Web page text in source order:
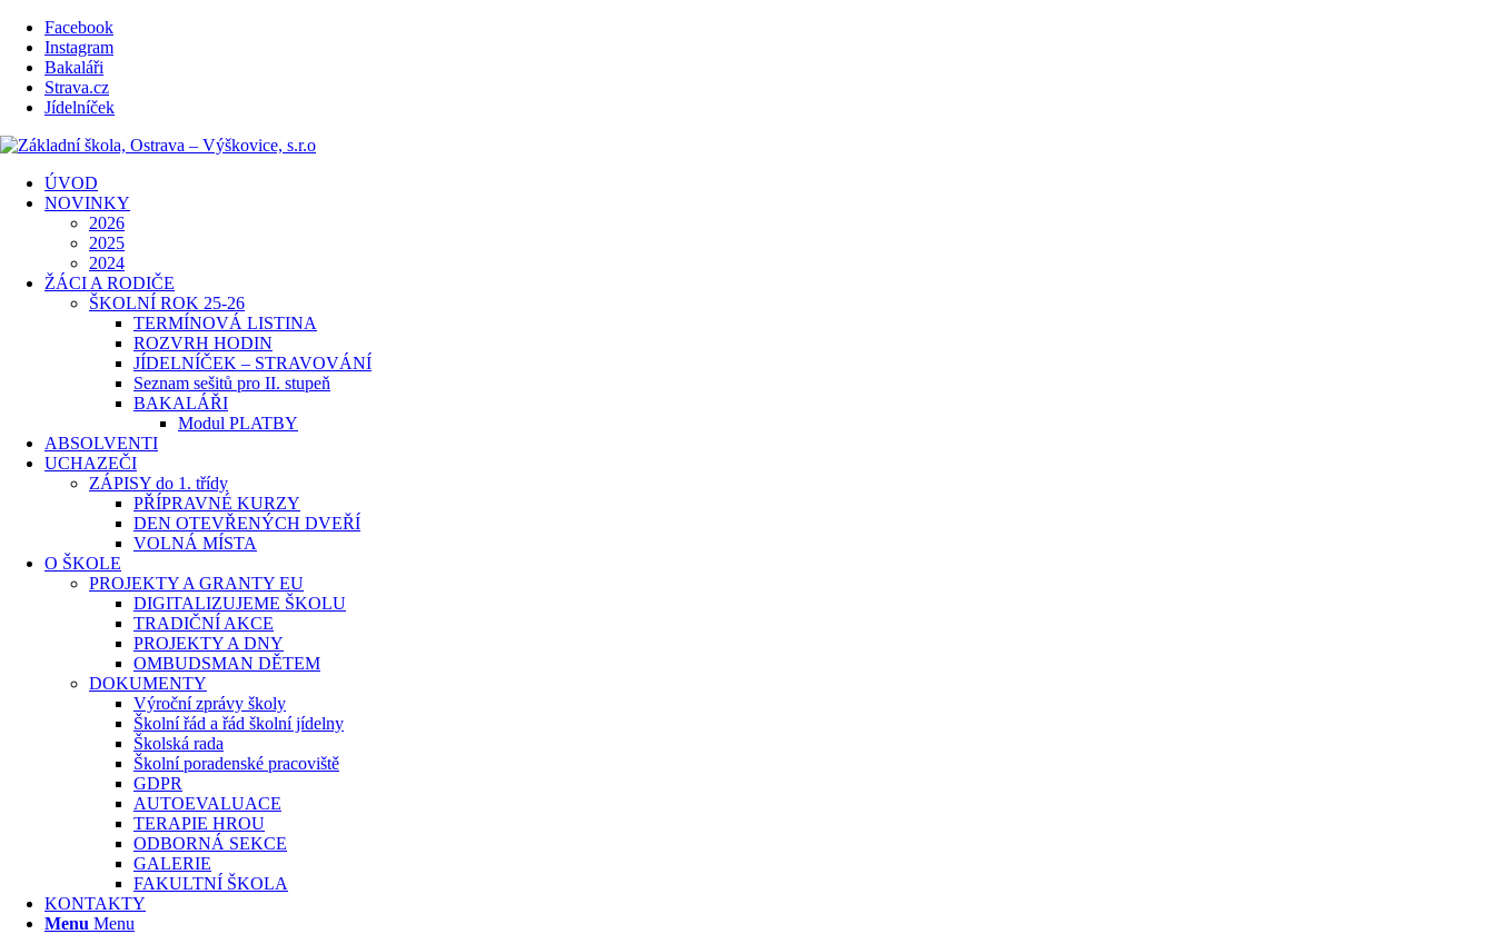
Facebook
Instagram
Bakaláři
Strava.cz
Jídelníček
ÚVOD
NOVINKY
2026
2025
2024
ŽÁCI A RODIČE
ŠKOLNÍ ROK 25-26
TERMÍNOVÁ LISTINA
ROZVRH HODIN
JÍDELNÍČEK – STRAVOVÁNÍ
Seznam sešitů pro II. stupeň
BAKALÁŘI
Modul PLATBY
ABSOLVENTI
UCHAZEČI
ZÁPISY do 1. třídy
PŘÍPRAVNÉ KURZY
DEN OTEVŘENÝCH DVEŘÍ
VOLNÁ MÍSTA
O ŠKOLE
PROJEKTY A GRANTY EU
DIGITALIZUJEME ŠKOLU
TRADIČNÍ AKCE
PROJEKTY A DNY
OMBUDSMAN DĚTEM
DOKUMENTY
Výroční zprávy školy
Školní řád a řád školní jídelny
Školská rada
Školní poradenské pracoviště
GDPR
AUTOEVALUACE
TERAPIE HROU
ODBORNÁ SEKCE
GALERIE
FAKULTNÍ ŠKOLA
KONTAKTY
Menu Menu